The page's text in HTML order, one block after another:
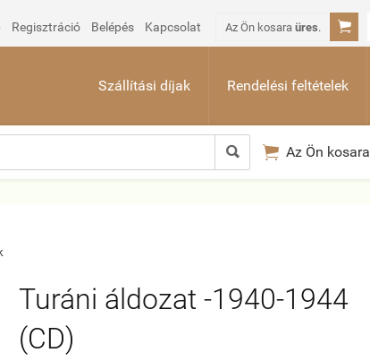
Regisztráció Belépés Kapcsolat Az Ön kosara üres. 
Szállítási díjak Rendelési feltételek
  Az Ön kosara
Turáni áldozat -1940-1944
(CD)